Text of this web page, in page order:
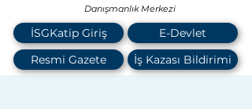
Danışmanlık Merkezi
İSGKatip Giriş
E-Devlet
Resmi Gazete
İş Kazası Bildirimi